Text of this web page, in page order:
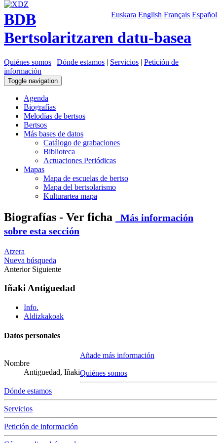
Euskara English Français Español
BDB
Bertsolaritzaren datu-basea
Quiénes somos | Dónde estamos | Servicios | Petición de
información
Toggle navigation
Agenda
Biografías
Melodías de bertsos
Bertsos
Más bases de datos
Catálogo de grabaciones
Biblioteca
Actuaciones Periódicas
Mapas
Mapa de escuelas de bertso
Mapa del bertsolarismo
Kulturartea mapa
Biografías - Ver ficha
Más información
sobre esta sección
Atzera
Nueva búsqueda
Anterior Siguiente
Iñaki Antiguedad
Info.
Aldizkakoak
Datos personales
Nombre
Antiguedad, Iñaki
Añade más información
Quiénes somos
Dónde estamos
Servicios
Petición de información